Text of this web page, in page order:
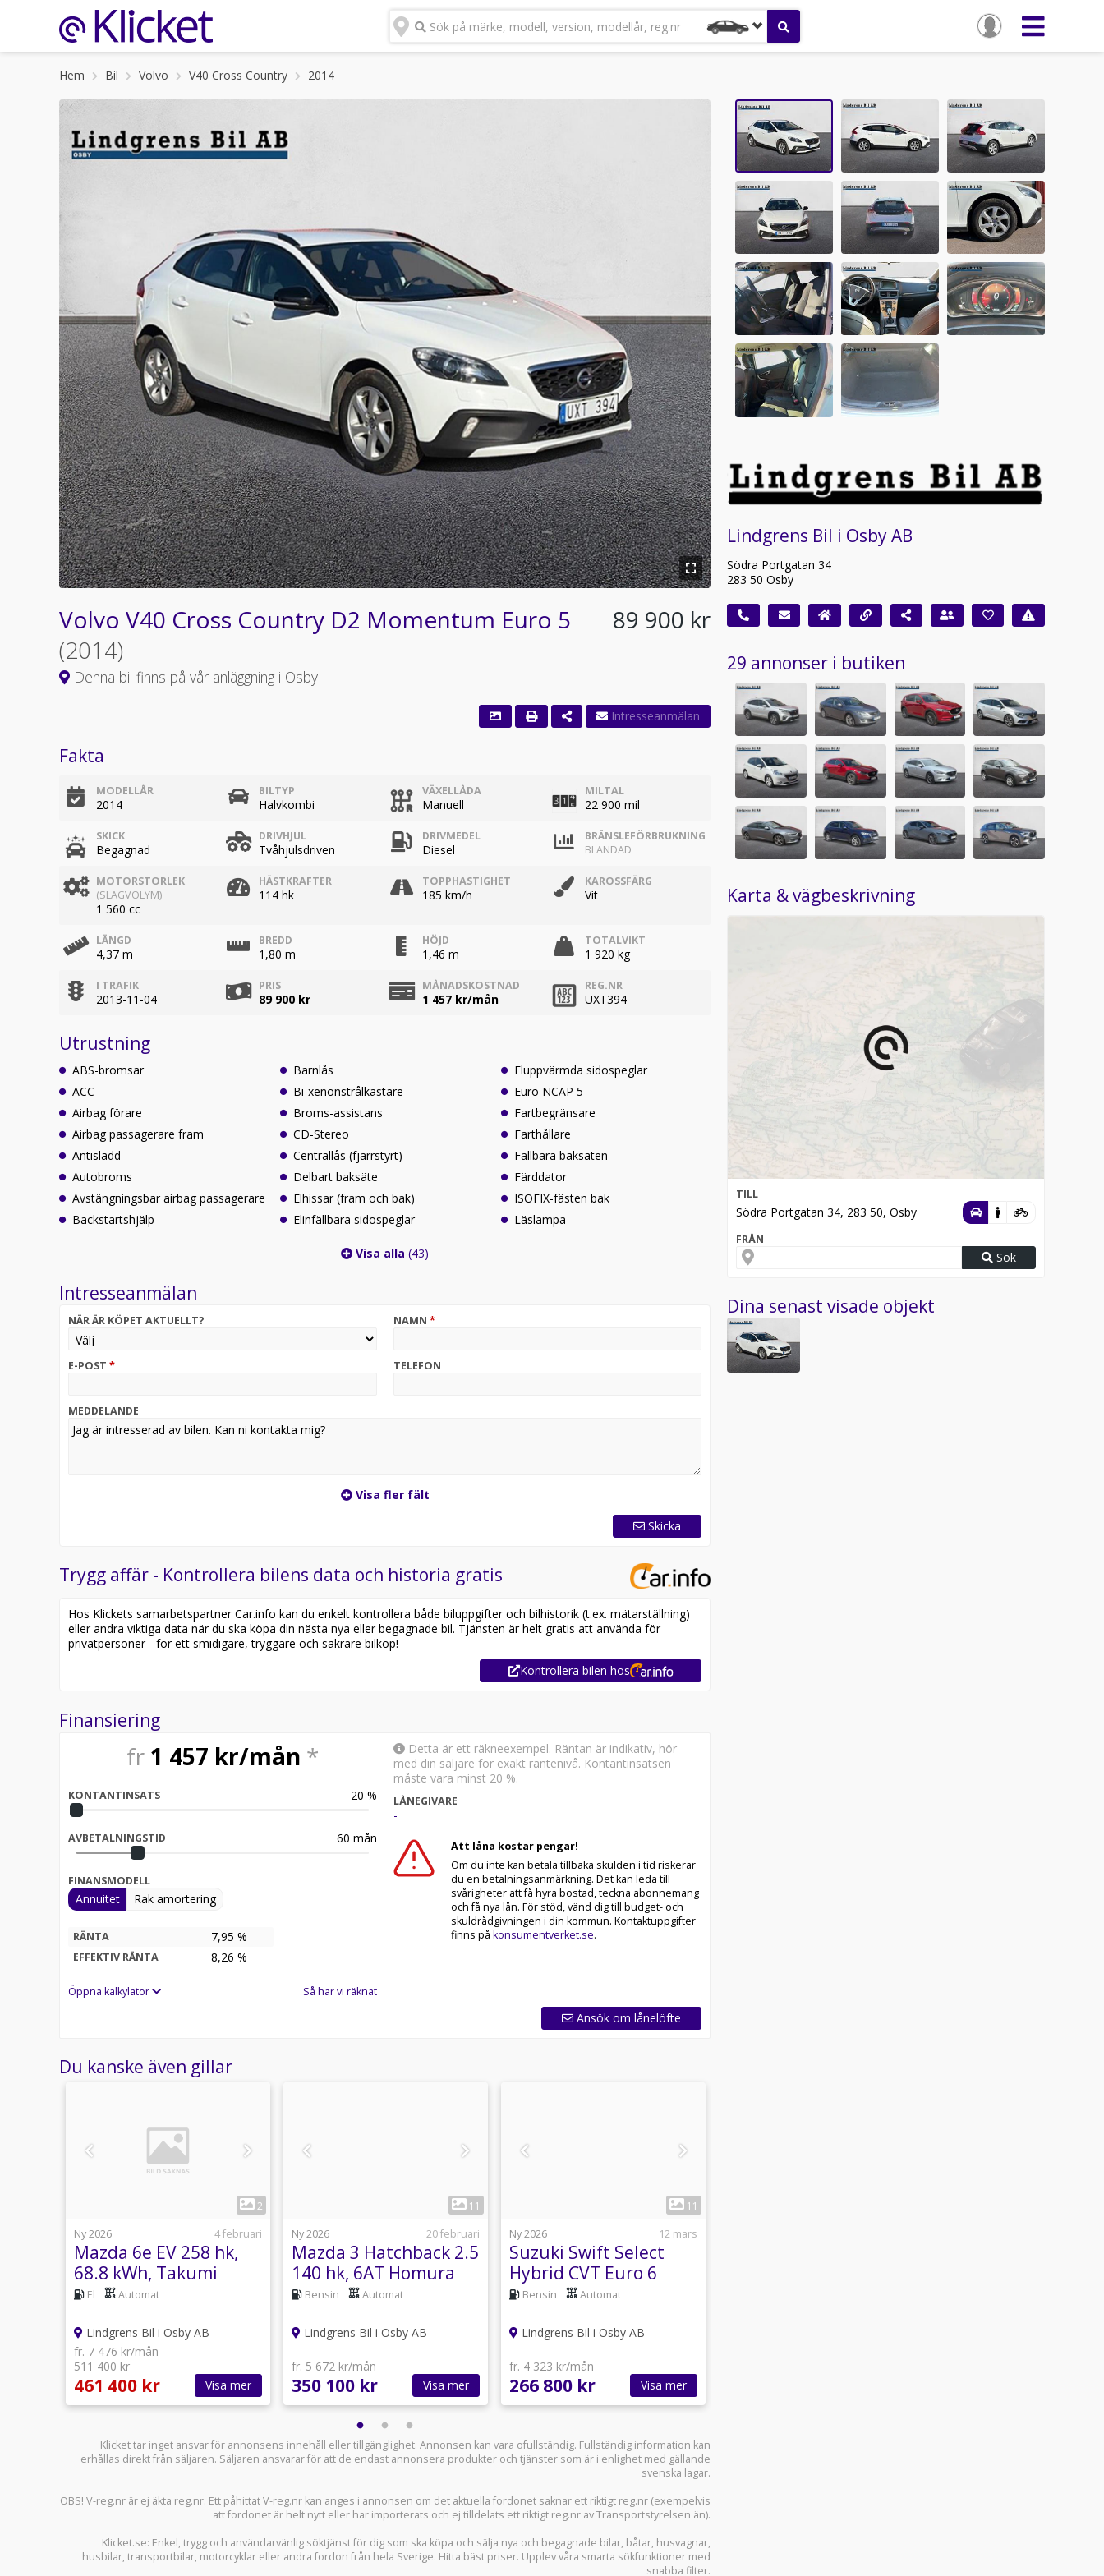
Sök på märke, modell, version, modellår, reg.nr
Hem Bil Volvo V40 Cross Country 2014
Volvo V40 Cross Country D2 Momentum Euro 5
(2014)
Denna bil finns på vår anläggning i Osby
89 900 kr
Fakta
MODELLÅR
2014
BILTYP
Halvkombi
VÄXELLÅDA
Manuell
MILTAL
22 900 mil
SKICK
Begagnad
DRIVHJUL
Tvåhjulsdriven
DRIVMEDEL
Diesel
BRÄNSLEFÖRBRUKNING
BLANDAD
MOTORSTORLEK
(SLAGVOLYM)
1 560 cc
HÄSTKRAFTER
114 hk
TOPPHASTIGHET
185 km/h
KAROSSFÄRG
Vit
LÄNGD
4,37 m
BREDD
1,80 m
HÖJD
1,46 m
TOTALVIKT
1 920 kg
I TRAFIK
2013-11-04
PRIS
89 900 kr
MÅNADSKOSTNAD
1 457kr/mån
REG.NR
UXT394
Utrustning
ABS-bromsar
ACC
Airbag förare
Airbag passagerare fram
Antisladd
Autobroms
Avstängningsbar airbag passagerare
Backstartshjälp
Barnlås
Bi-xenonstrålkastare
Broms-assistans
CD-Stereo
Centrallås (fjärrstyrt)
Delbart baksäte
Elhissar (fram och bak)
Elinfällbara sidospeglar
Eluppvärmda sidospeglar
Euro NCAP 5
Fartbegränsare
Farthållare
Fällbara baksäten
Färddator
ISOFIX-fästen bak
Läslampa
Visa alla(43)
Intresseanmälan
NÄR ÄR KÖPET AKTUELLT? NAMN *
E-POST * TELEFON
MEDDELANDE
Visa fler fält
Skicka
Trygg affär - Kontrollera bilens data och historia gratis
Hos Klickets samarbetspartner Car.info kan du enkelt kontrollera både biluppgifter och bilhistorik (t.ex. mätarställning)
eller andra viktiga data när du ska köpa din nästa nya eller begagnade bil. Tjänsten är helt gratis att använda för
privatpersoner - för ett smidigare, tryggare och säkrare bilköp!
Kontrollera bilen hos
Finansiering
fr 1 457 kr/mån *
KONTANTINSATS 20 %
AVBETALNINGSTID 60 mån
FINANSMODELL
Annuitet Rak amortering
RÄNTA 7,95 %
EFFEKTIV RÄNTA 8,26 %
Öppna kalkylator Så har vi räknat
Detta är ett räkneexempel. Räntan är indikativ, hör
med din säljare för exakt räntenivå. Kontantinsatsen
måste vara minst 20 %.
LÅNEGIVARE
-
Att låna kostar pengar!
Om du inte kan betala tillbaka skulden i tid riskerar
du en betalningsanmärkning. Det kan leda till
svårigheter att få hyra bostad, teckna abonnemang
och få nya lån. För stöd, vänd dig till budget- och
skuldrådgivningen i din kommun. Kontaktuppgifter
finns på konsumentverket.se.
Ansök om lånelöfte
Du kanske även gillar
2
Ny 2026
4 februari
Mazda 6e EV 258 hk,
68.8 kWh, Takumi
El Automat
Lindgrens Bil i Osby AB
fr. 7 476 kr/mån
511 400 kr
461 400 kr Visa mer
11
Ny 2026
20 februari
Mazda 3 Hatchback 2.5
140 hk, 6AT Homura
Bensin Automat
Lindgrens Bil i Osby AB
fr. 5 672 kr/mån
350 100 kr Visa mer
11
Ny 2026
12 mars
Suzuki Swift Select
Hybrid CVT Euro 6
Bensin Automat
Lindgrens Bil i Osby AB
fr. 4 323 kr/mån
266 800 kr Visa mer
Klicket tar inget ansvar för annonsens innehåll eller tillgänglighet. Annonsen kan vara ofullständig. Fullständig information kan
erhållas direkt från säljaren. Säljaren ansvarar för att de endast annonsera produkter och tjänster som är i enlighet med gällande
svenska lagar.
OBS! V-reg.nr är ej äkta reg.nr. Ett påhittat V-reg.nr kan anges i annonsen om det aktuella fordonet saknar ett riktigt reg.nr (exempelvis
att fordonet är helt nytt eller har importerats och ej tilldelats ett riktigt reg.nr av Transportstyrelsen än).
Klicket.se: Enkel, trygg och användarvänlig söktjänst för dig som ska köpa och sälja nya och begagnade bilar, båtar, husvagnar,
husbilar,transportbilar, motorcyklar eller andra fordon från hela Sverige. Hitta bäst priser. Upplev våra smarta sökfunktioner med
snabba filter.
Lindgrens Bil i Osby AB
Södra Portgatan 34
283 50 Osby
29 annonser i butiken
Karta & vägbeskrivning
TILL
Södra Portgatan 34, 283 50, Osby
FRÅN
Sök
Dina senast visade objekt